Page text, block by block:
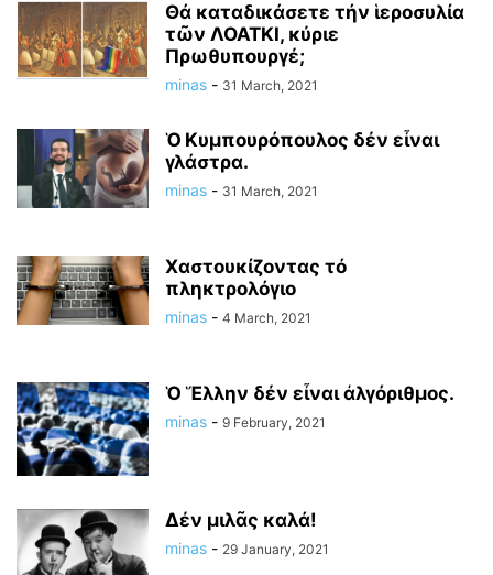
Θά καταδικάσετε τήν ἱεροσυλία
τῶν ΛΟΑΤΚΙ, κύριε
Πρωθυπουργέ;
minas - 31 March, 2021
Ὁ Κυμπουρόπουλος δέν εἶναι
γλάστρα.
minas - 31 March, 2021
Χαστουκίζοντας τό
πληκτρολόγιο
minas - 4 March, 2021
Ὁ Ἕλλην δέν εἶναι ἀλγόριθμος.
minas - 9 February, 2021
Δέν μιλᾶς καλά!
minas - 29 January, 2021